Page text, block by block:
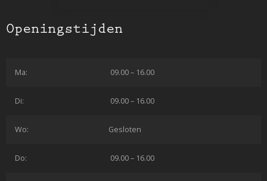
Openingstijden
Ma: 09.00 – 16.00
Di: 09.00 – 16.00
Wo: Gesloten
Do: 09.00 – 16.00